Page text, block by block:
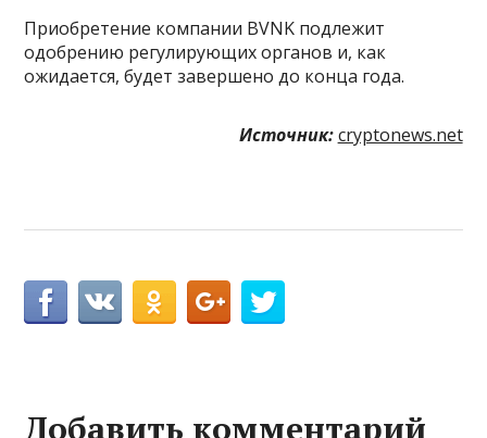
Приобретение компании BVNK подлежит
одобрению регулирующих органов и, как
ожидается, будет завершено до конца года.
Источник: cryptonews.net
Добавить комментарий